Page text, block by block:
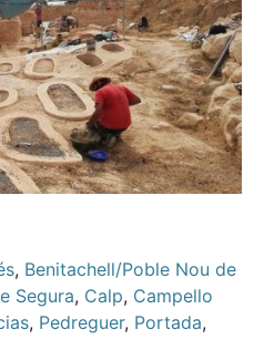
, Benitachell/Poble Nou de
Segura, Calp, Campello
, Pedreguer, Portada,